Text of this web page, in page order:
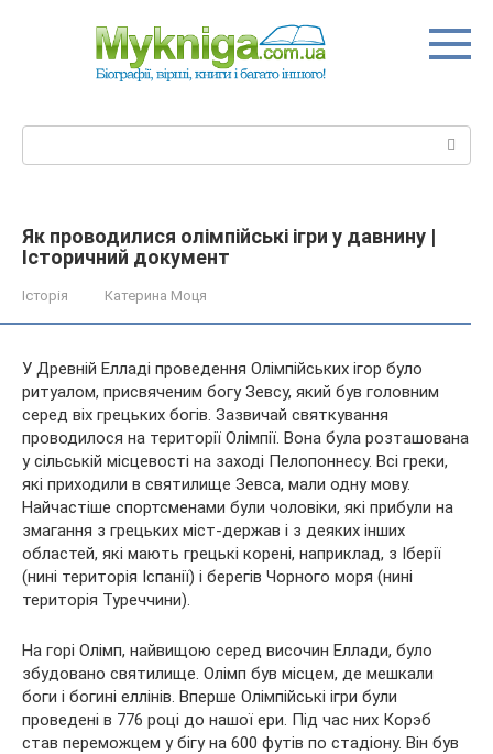
Як проводилися олімпійські ігри у давнину |
Історичний документ
Історія Катерина Моця
У Древній Елладі проведення Олімпійських ігор було
ритуалом, присвяченим богу Зевсу, який був головним
серед віх грецьких богів. Зазвичай святкування
проводилося на території Олімпії. Вона була розташована
у сільській місцевості на заході Пелопоннесу. Всі греки,
які приходили в святилище Зевса, мали одну мову.
Найчастіше спортсменами були чоловіки, які прибули на
змагання з грецьких міст-держав і з деяких інших
областей, які мають грецькі корені, наприклад, з Іберії
(нині територія Іспанії) і берегів Чорного моря (нині
територія Туреччини).
На горі Олімп, найвищою серед височин Еллади, було
збудовано святилище. Олімп був місцем, де мешкали
боги і богині еллінів. Вперше Олімпійські ігри були
проведені в 776 році до нашої ери. Під час них Корэб
став переможцем у бігу на 600 футів по стадіону. Він був